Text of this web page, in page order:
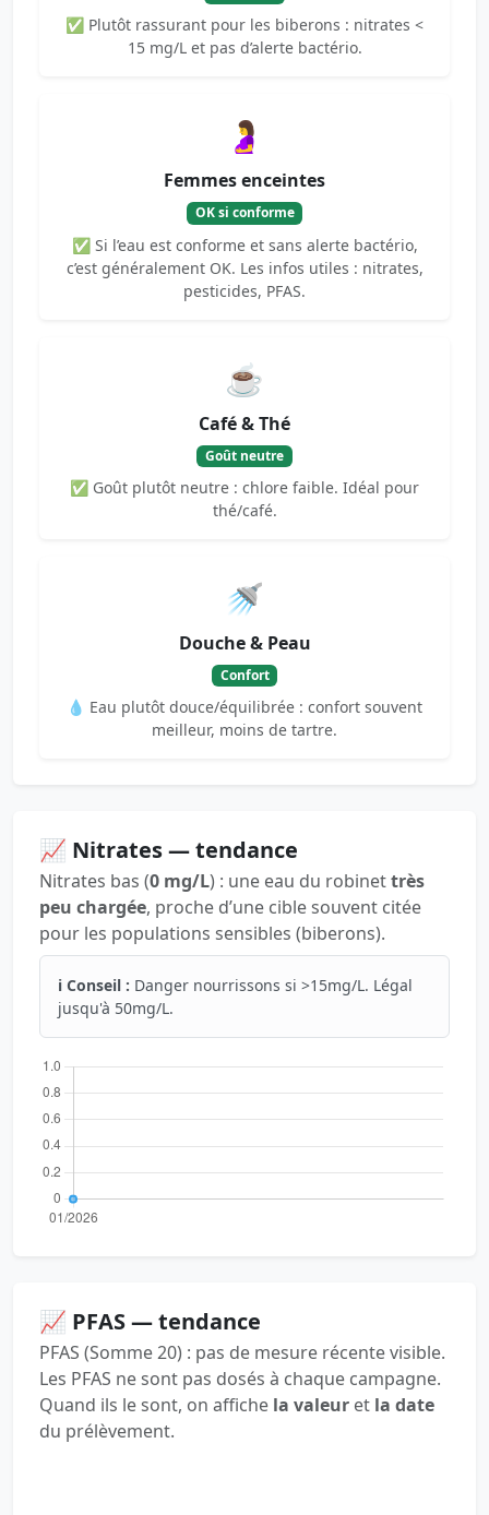
✅ Plutôt rassurant pour les biberons : nitrates <
15 mg/L et pas d’alerte bactério.
🤰
Femmes enceintes
OK si conforme
✅ Si l’eau est conforme et sans alerte bactério,
c’est généralement OK. Les infos utiles : nitrates,
pesticides, PFAS.
☕
Café & Thé
Goût neutre
✅ Goût plutôt neutre : chlore faible. Idéal pour
thé/café.
🚿
Douche & Peau
Confort
💧 Eau plutôt douce/équilibrée : confort souvent
meilleur, moins de tartre.
📈 Nitrates — tendance
Nitrates bas (0 mg/L) : une eau du robinettrès
peu chargée, proche d’une cible souvent citée
pour les populations sensibles (biberons).
ℹ️ Conseil : Danger nourrissons si >15mg/L. Légal
jusqu'à 50mg/L.
📈 PFAS — tendance
PFAS (Somme 20) : pas de mesure récente visible.
Les PFAS ne sont pas dosés à chaque campagne.
Quand ils le sont, on affiche la valeur et la date
du prélèvement.